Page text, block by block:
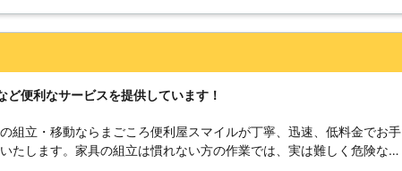
移動作業にお困りのお客様に喜んで対応させていただきます。
便利なサービスを提供しています！
組立・移動ならまごころ便利屋スマイルが丁寧、迅速、低料金でお手
たします。家具の組立は慣れない方の作業では、実は難しく危険な場